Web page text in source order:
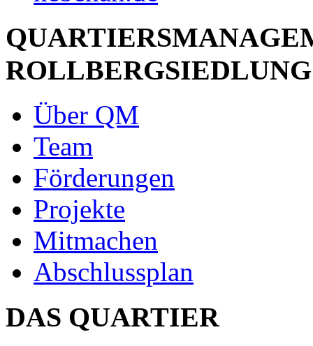
ROLLBERGSIEDLUNG
Über QM
Team
Förderungen
Projekte
Mitmachen
Abschlussplan
DAS QUARTIER